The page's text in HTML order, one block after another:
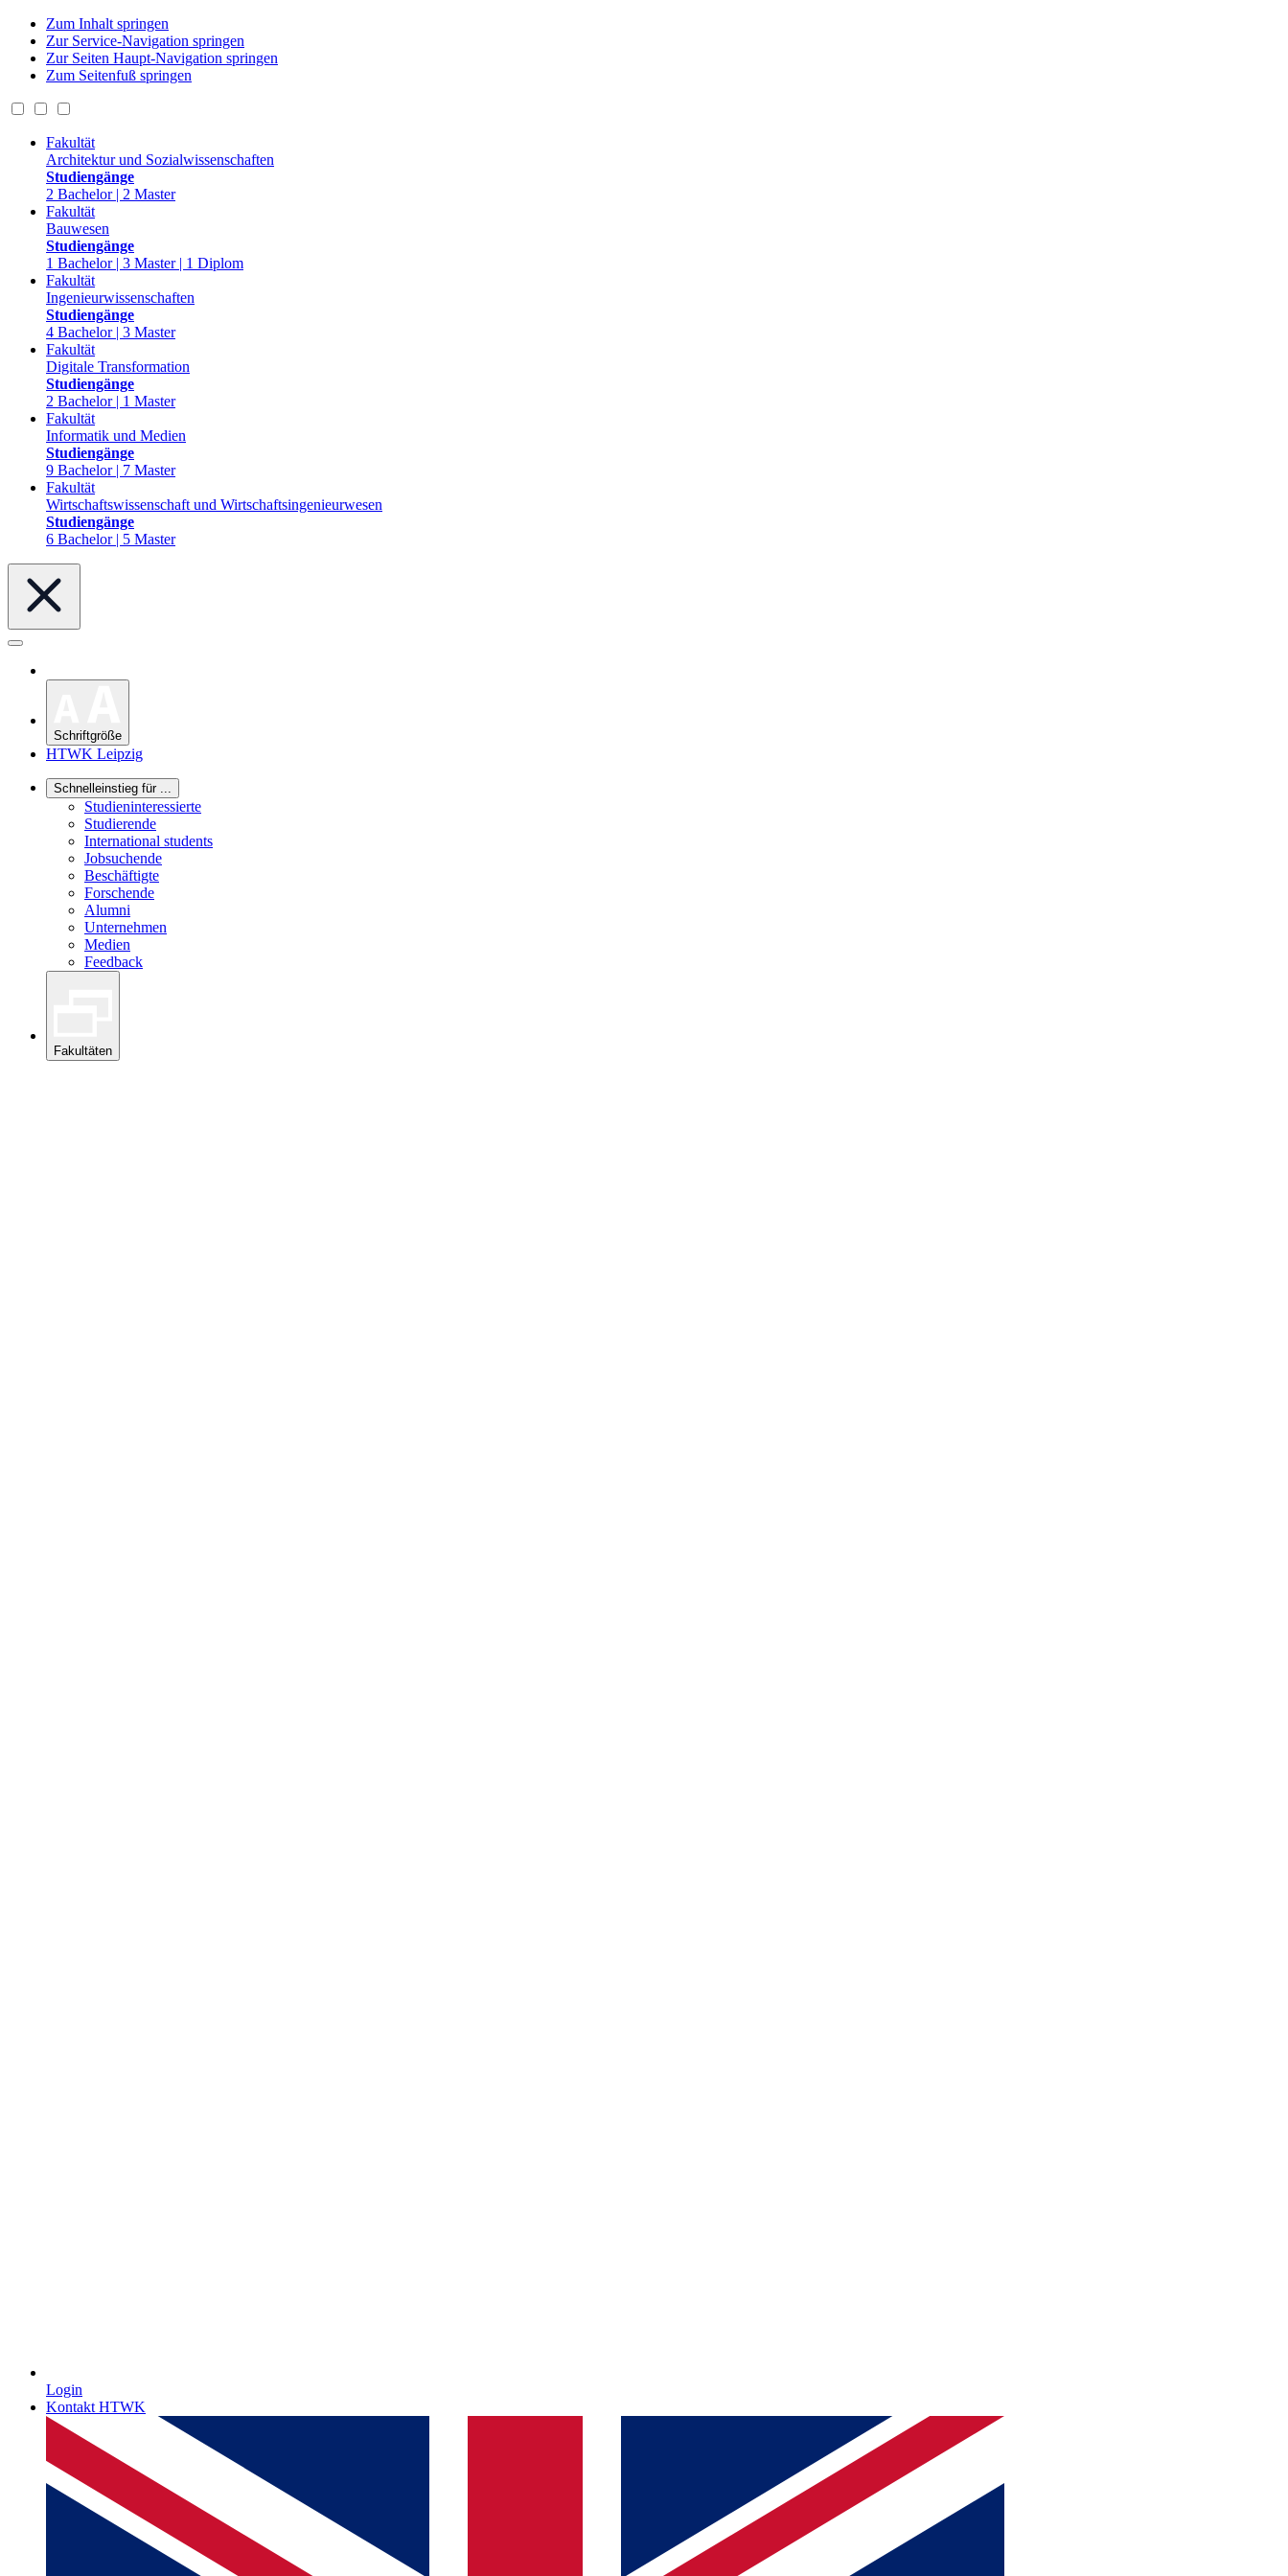
Zum Inhalt springen
Zur Service-Navigation springen
Zur Seiten Haupt-Navigation springen
Zum Seitenfuß springen
Fakultät
Architektur und Sozialwissenschaften
Studiengänge
2 Bachelor | 2 Master
Fakultät
Bauwesen
Studiengänge
1 Bachelor | 3 Master | 1 Diplom
Fakultät
Ingenieurwissenschaften
Studiengänge
4 Bachelor | 3 Master
Fakultät
Digitale Transformation
Studiengänge
2 Bachelor | 1 Master
Fakultät
Informatik und Medien
Studiengänge
9 Bachelor | 7 Master
Fakultät
Wirtschaftswissenschaft und Wirtschaftsingenieurwesen
Studiengänge
6 Bachelor | 5 Master
Schriftgröße
HTWK Leipzig
Schnelleinstieg für ...
Studieninteressierte
Studierende
International students
Jobsuchende
Beschäftigte
Forschende
Alumni
Unternehmen
Medien
Feedback
Fakultäten
Login
Kontakt HTWK